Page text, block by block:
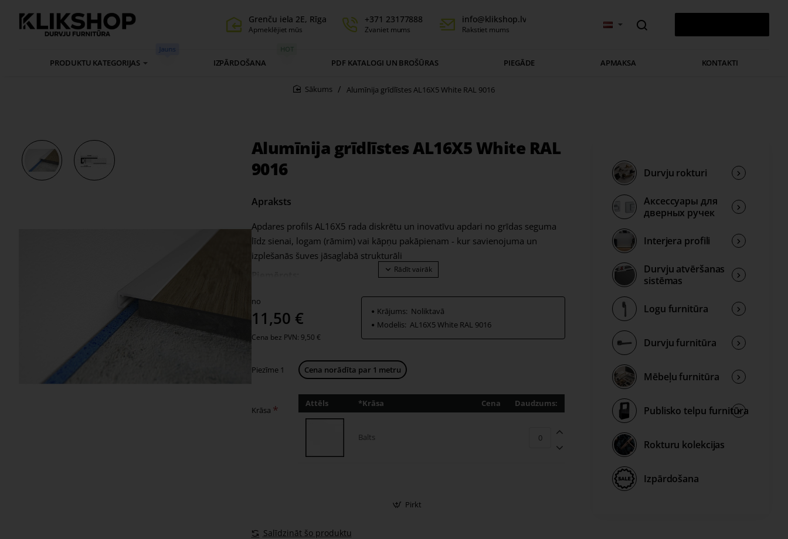
Grenču iela 2E, Rīga
Apmeklējiet mūs
+371 23177888
Zvaniet mums
info@klikshop.lv
Rakstiet mums
PRODUKTU KATEGORIJAS
Jauns
IZPĀRDOŠANA
HOT
PDF KATALOGI UN BROŠŪRAS PIEGĀDE APMAKSA KONTAKTI
Alumīnija grīdlīstes AL16X5 White RAL 9016
Alumīnija grīdlīstes AL16X5 White RAL
9016
Apraksts
Apdares profils AL16X5 rada diskrētu un inovatīvu apdari no grīdas seguma
līdz sienai, logam (rāmim) vai kāpņu pakāpienam - kur savienojuma un
izplešanās šuves jāsaglabā strukturāli
Parkets, lamināts, dizaina grīdas un flīzes – no grīdas biezuma 5 mm
no
11,50 €
Cena bez PVN: 9,50 €
Krājums: Noliktavā
Modelis: AL16X5 White RAL 9016
Piezīme 1 Cena norādīta par 1 metru
Krāsa
Attēls *Krāsa Cena Daudzums:
Balts
Pirkt
Salīdzināt šo produktu
Durvju rokturi
Аксессуары для
дверных ручек
Interjera profili
Durvju atvēršanas
sistēmas
Logu furnitūra
Durvju furnitūra
Mēbeļu furnitūra
Publisko telpu furnitūra
Rokturu kolekcijas
Izpārdošana